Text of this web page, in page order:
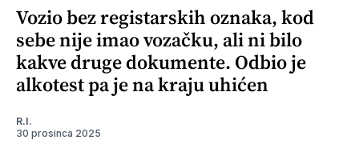
Vozio bez registarskih oznaka, kod
sebe nije imao vozačku, ali ni bilo
kakve druge dokumente. Odbio je
alkotest pa je na kraju uhićen
R.I.
30 prosinca 2025